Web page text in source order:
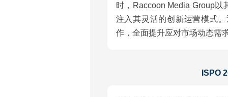
时，Raccoon Media Group
注入其灵活的创新运营模式
作，全面提升应对市场动态需
ISPO